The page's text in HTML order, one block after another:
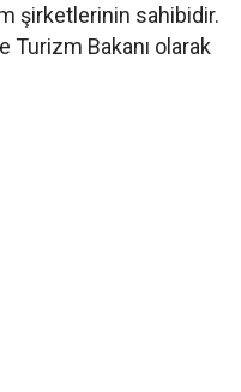
şirketlerinin sahibidir.
Turizm Bakanı olarak